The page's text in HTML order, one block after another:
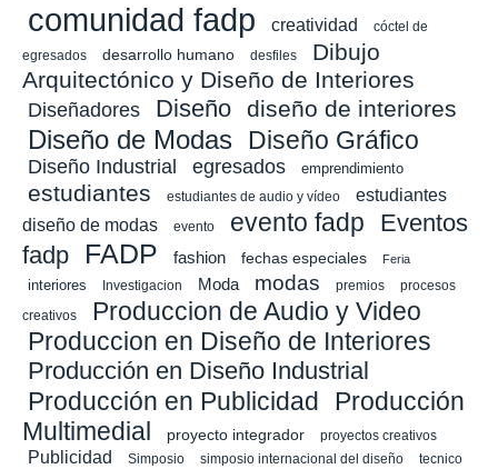
comunidad fadp creatividad
cóctel de
egresados
desarrollo humano desfiles
Dibujo
Arquitectónico y Diseño de Interiores
Diseñadores Diseño diseño de interiores
Diseño de Modas Diseño Gráfico
Diseño Industrial egresados emprendimiento
estudiantes estudiantes de audio y vídeo
estudiantes
diseño de modas
evento evento fadp
Eventos
fadp
FADP fashion fechas especiales Feria
interiores Investigacion Moda modas premios procesos
creativos Produccion de Audio y Video
Produccion en Diseño de Interiores
Producción en Diseño Industrial
Producción en Publicidad
Producción
Multimedial
proyecto integrador proyectos creativos
Publicidad Simposio simposio internacional del diseño
tecnico